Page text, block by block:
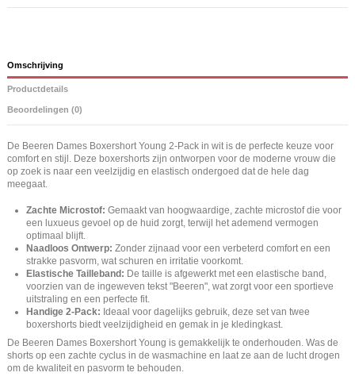
Omschrijving
Productdetails
Beoordelingen (0)
De Beeren Dames Boxershort Young 2-Pack in wit is de perfecte keuze voor
comfort en stijl. Deze boxershorts zijn ontworpen voor de moderne vrouw die
op zoek is naar een veelzijdig en elastisch ondergoed dat de hele dag
meegaat.
Zachte Microstof: Gemaakt van hoogwaardige, zachte microstof die voor
een luxueus gevoel op de huid zorgt, terwijl het ademend vermogen
optimaal blijft.
Naadloos Ontwerp: Zonder zijnaad voor een verbeterd comfort en een
strakke pasvorm, wat schuren en irritatie voorkomt.
Elastische Tailleband: De taille is afgewerkt met een elastische band,
voorzien van de ingeweven tekst "Beeren", wat zorgt voor een sportieve
uitstraling en een perfecte fit.
Handige 2-Pack: Ideaal voor dagelijks gebruik, deze set van twee
boxershorts biedt veelzijdigheid en gemak in je kledingkast.
De Beeren Dames Boxershort Young is gemakkelijk te onderhouden. Was de
shorts op een zachte cyclus in de wasmachine en laat ze aan de lucht drogen
om de kwaliteit en pasvorm te behouden.